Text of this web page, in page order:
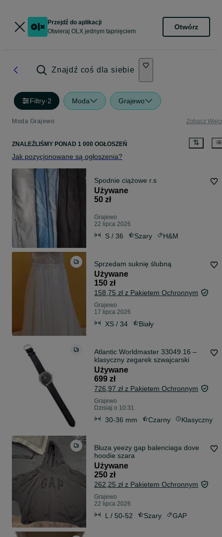
Przejdź do aplikacji
Otwieraj OLX jednym tapnięciem
Otwórz
Znajdź coś dla siebie
Filtry·2 Moda Grajewo
Moda Grajewo Zobacz
ZNALEŹLIŚMY PONAD 1 000 OGŁOSZEŃ
Jak pozycjonowane są ogłoszenia?
Spodnie ciążowe r.s
Używane
50 zł
Grajewo
22 lipca 2026
S / 36 Szary H&M
Sprzedam suknię ślubną
Używane
150 zł
158,75 zł z Pakietem Ochronnym
Grajewo
17 lipca 2026
XS / 34 Biały
Atlantic Worldmaster 33049.16 –
klasyczny zegarek szwajcarski
Używane
699 zł
726,97 zł z Pakietem Ochronnym
Grajewo
Dzisiaj o 10:31
30-36 mm Czarny Klasyczny
Bluza yeezy gap balenciaga dove
hoodie szara
Używane
250 zł
262,25 zł z Pakietem Ochronnym
Grajewo
22 lipca 2026
L / 50-52 Szary GAP